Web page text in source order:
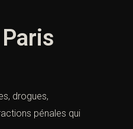
drogues,
pénales qui